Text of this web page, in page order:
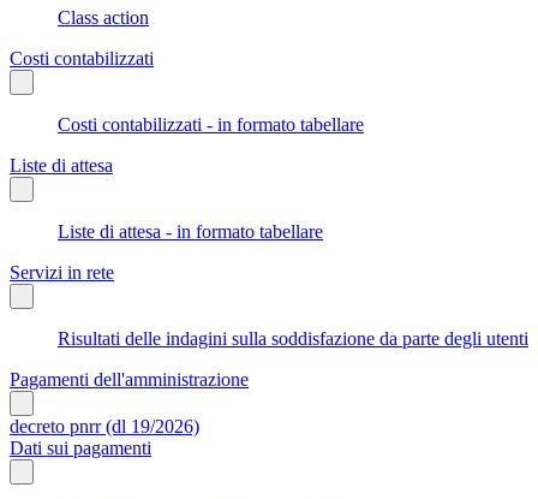
Class action
Costi contabilizzati
Costi contabilizzati - in formato tabellare
Liste di attesa
Liste di attesa - in formato tabellare
Servizi in rete
Risultati delle indagini sulla soddisfazione da parte degli utenti
Pagamenti dell'amministrazione
decreto pnrr (dl 19/2026)
Dati sui pagamenti